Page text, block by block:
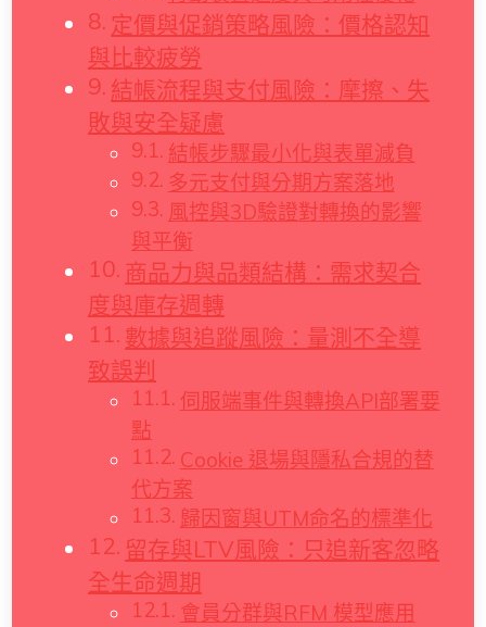
定價與促銷策略風險：價格認知
與比較疲勞
結帳流程與支付風險：摩擦、失
敗與安全疑慮
結帳步驟最小化與表單減負
多元支付與分期方案落地
風控與3D驗證對轉換的影響
與平衡
商品力與品類結構：需求契合
度與庫存週轉
數據與追蹤風險：量測不全導
致誤判
伺服端事件與轉換API部署要
點
Cookie 退場與隱私合規的替
代方案
歸因窗與UTM命名的標準化
留存與LTV風險：只追新客忽略
全生命週期
會員分群與RFM 模型應用